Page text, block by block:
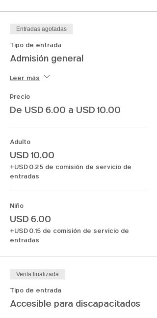
Entradas agotadas
Tipo de entrada
Admisión general
Leer más
Precio
De USD 6.00 a USD 10.00
Adulto
USD 10.00
+USD 0.25 de comisión de servicio de
entradas
Niño
USD 6.00
+USD 0.15 de comisión de servicio de
entradas
Venta finalizada
Tipo de entrada
Accesible para discapacitados